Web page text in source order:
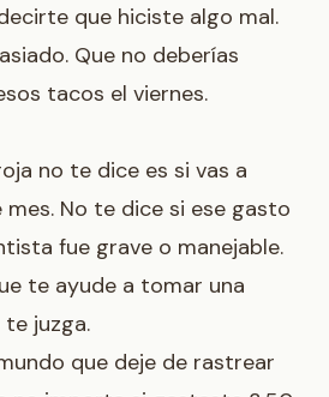
que hiciste algo mal.
Que no deberías
tacos el viernes.
no te dice es si vas a
mes. No te dice si ese gasto
fue grave o manejable.
te ayude a tomar una
te juzga.
que deje de rastrear